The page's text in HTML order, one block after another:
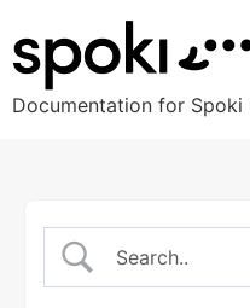
Documentation for Spoki